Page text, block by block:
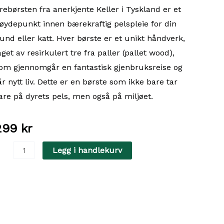
fra anerkjente Keller i Tyskland er et
innen bærekraftig pelspleie for din
eller katt. Hver børste er et unikt håndverk,
av resirkulert tre fra paller (pallet wood),
gjennomgår en fantastisk gjenbruksreise og
nytt liv. Dette er en børste som ikke bare tar
på dyrets pels, men også på miljøet.
kr
Legg i handlekurv